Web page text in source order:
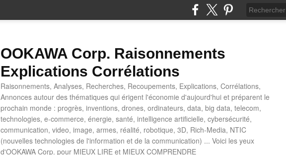
OOKAWA Corp. Raisonnements
Explications Corrélations
Raisonnements, Analyses, Recherches, Recoupements, Explications, Corrélations,
Annonces autour des thématiques qui érigent l'économie d'aujourd'hui et préparent le
prochain monde : progrès, inventions, drones, ordinateurs, data, big data, telecom,
technologies, e-commerce, énergie, santé, intelligence artificielle, cybersécurité,
communication, video, image, armes, réalité, robotique, 3D, Rich-Media, NTIC
(nouvelles technologies de l'information et de la communication) ... Voici les yeux
d'OOKAWA Corp. pour MIEUX LIRE et MIEUX COMPRENDRE